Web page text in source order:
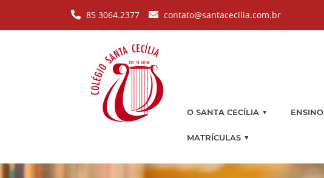
85 3064.2377 contato@santacecilia.com.br
O SANTA CECÍLIA ▼ ENSINO
MATRÍCULAS ▼